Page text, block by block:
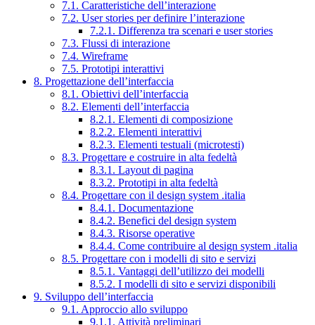
7.1. Caratteristiche dell’interazione
7.2. User stories per definire l’interazione
7.2.1. Differenza tra scenari e user stories
7.3. Flussi di interazione
7.4. Wireframe
7.5. Prototipi interattivi
8. Progettazione dell’interfaccia
8.1. Obiettivi dell’interfaccia
8.2. Elementi dell’interfaccia
8.2.1. Elementi di composizione
8.2.2. Elementi interattivi
8.2.3. Elementi testuali (microtesti)
8.3. Progettare e costruire in alta fedeltà
8.3.1. Layout di pagina
8.3.2. Prototipi in alta fedeltà
8.4. Progettare con il design system .italia
8.4.1. Documentazione
8.4.2. Benefici del design system
8.4.3. Risorse operative
8.4.4. Come contribuire al design system .italia
8.5. Progettare con i modelli di sito e servizi
8.5.1. Vantaggi dell’utilizzo dei modelli
8.5.2. I modelli di sito e servizi disponibili
9. Sviluppo dell’interfaccia
9.1. Approccio allo sviluppo
9.1.1. Attività preliminari